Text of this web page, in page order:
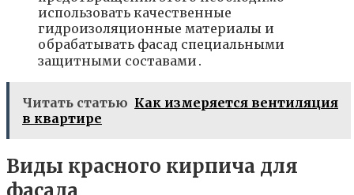
использовать качественные
гидроизоляционные материалы и
обрабатывать фасад специальными
защитными составами․
Читать статью Как измеряется вентиляция
в квартире
Виды красного кирпича для